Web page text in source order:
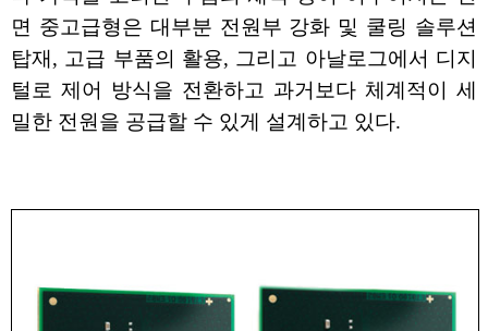
면 중고급형은 대부분 전원부 강화 및 쿨링 솔루션
탑재, 고급 부품의 활용, 그리고 아날로그에서 디지
털로 제어 방식을 전환하고 과거보다 체계적이 세
밀한 전원을 공급할 수 있게 설계하고 있다.